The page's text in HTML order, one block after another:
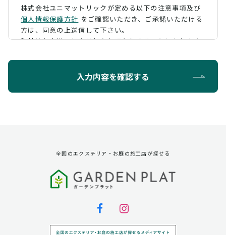
株式会社ユニマットリックが定める以下の注意事項及び
個人情報保護方針 をご確認いただき、 ご承諾いただける
方は、同意の上送信して下さい。
弊社はお客様の個人情報をお預かりすることになります
ように定め、保護に努めております。
第三者への提供
弊社は法律で定められている場合を除いて、お客様の個
個人情報の取扱い業務の委託
入力内容を確認する
全国のエクステリア・お庭の施工店が探せる